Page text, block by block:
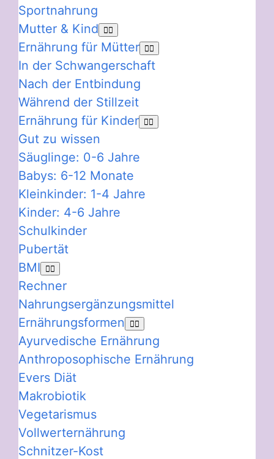
Sportnahrung
Mutter & Kind
Ernährung für Mütter
In der Schwangerschaft
Nach der Entbindung
Während der Stillzeit
Ernährung für Kinder
Gut zu wissen
Säuglinge: 0-6 Jahre
Babys: 6-12 Monate
Kleinkinder: 1-4 Jahre
Kinder: 4-6 Jahre
Schulkinder
Pubertät
BMI
Rechner
Nahrungsergänzungsmittel
Ernährungsformen
Ayurvedische Ernährung
Anthroposophische Ernährung
Evers Diät
Makrobiotik
Vegetarismus
Vollwerternährung
Schnitzer-Kost